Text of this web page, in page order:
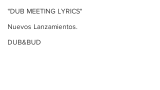
"DUB MEETING LYRICS"
Nuevos Lanzamientos.
DUB&BUD